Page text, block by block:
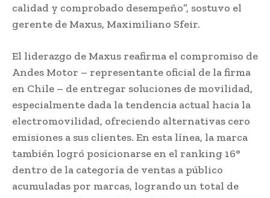
calidad y comprobado desempeño”, sostuvo el
gerente de Maxus, Maximiliano Sfeir.
El liderazgo de Maxus reafirma el compromiso de
Andes Motor – representante oficial de la firma
en Chile – de entregar soluciones de movilidad,
especialmente dada la tendencia actual hacia la
electromovilidad, ofreciendo alternativas cero
emisiones a sus clientes. En esta línea, la marca
también logró posicionarse en el ranking 16°
dentro de la categoría de ventas a público
acumuladas por marcas, logrando un total de